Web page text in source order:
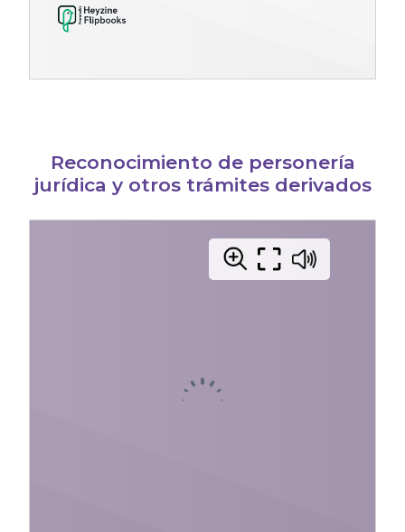
Reconocimiento de personería
jurídica y otros trámites derivados